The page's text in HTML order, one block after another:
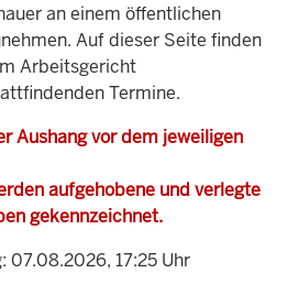
an einem öffentlichen
Auf dieser Seite finden
Arbeitsgericht
Termine.
Aushang vor dem jeweiligen
aufgehobene und verlegte
gekennzeichnet.
07.08.2026, 17:25 Uhr